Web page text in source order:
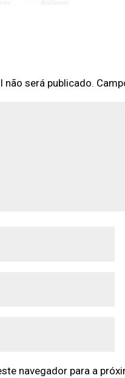
não será publicado.
navegador para a